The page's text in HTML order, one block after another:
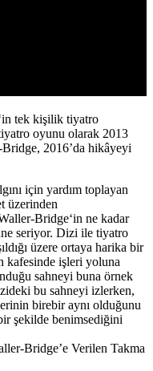
tek kişilik tiyatro
oyunu olarak 2013
2016’da hikâyeyi
için yardım toplayan
üzerinden
Bridge‘in ne kadar
seriyor. Dizi ile tiyatro
üzere ortaya harika bir
kafesinde işleri yoluna
sahneyi buna örnek
bu sahneyi izlerken,
birebir aynı olduğunu
şekilde benimsediğini
Bridge’e Verilen Takma